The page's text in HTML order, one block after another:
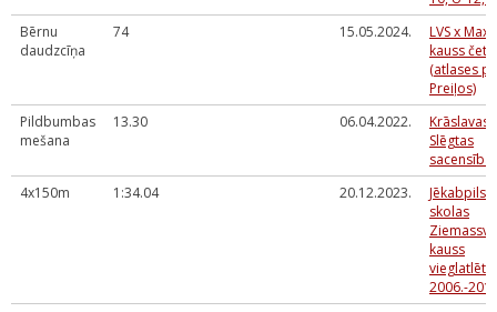
Bērnu
daudzcīņa
74 15.05.2024.
LVS x
kauss
(atlases
Preiļos)
Pildbumbas
mešana
13.30 06.04.2022.
Krāslavas
Slēgtas
4x150m
1:34.04 20.12.2023.
Jēkabpils
skolas
kauss
2006.-